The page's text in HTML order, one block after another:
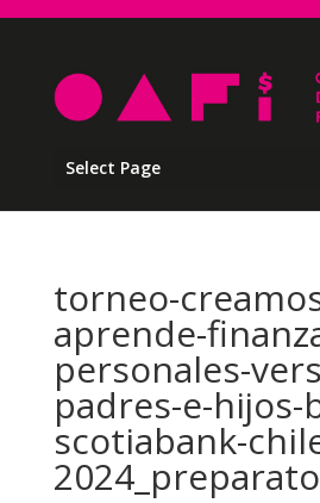
Select Page
torneo-
aprende-
personales-
padres-e-hijos-
scotiabank-